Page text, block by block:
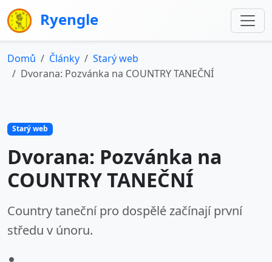
Ryengle
Domů Články
Starý web
Dvorana: Pozvánka na COUNTRY TANEČNÍ
Starý web
Dvorana: Pozvánka na
COUNTRY TANEČNÍ
Country taneční pro dospělé začínají první
středu v únoru.